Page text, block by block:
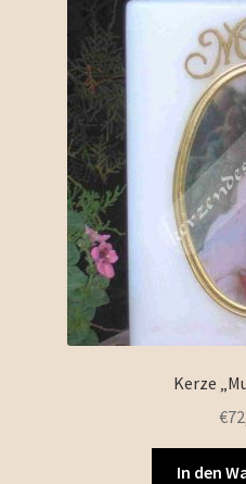
Kerze
€
In den